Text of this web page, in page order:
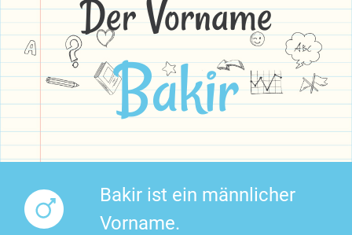
Der Vorname
Bakir
Bakir ist ein männlicher
Vorname.